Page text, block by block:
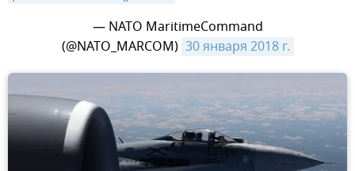
— NATO MaritimeCommand
(@NATO_MARCOM) 30 января 2018 г.